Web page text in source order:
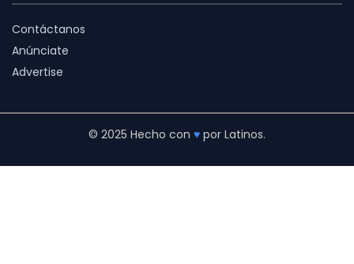
Contáctanos
Anúnciate
Advertise
© 2025 Hecho con ♥ por Latinos.